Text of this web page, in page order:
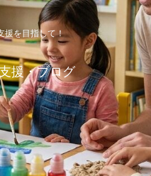
援を目指して！
援・ブログ